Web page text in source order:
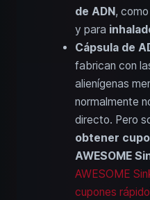
de ADN , como
y para
Cápsula de
fabrican con
alienígenas
normalmente
directo. Pero
obtener
AWESOME
AWESOME
cupones rápido